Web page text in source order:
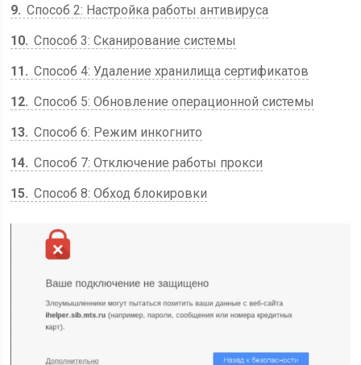
9 Способ 2: Настройка работы антивируса
10 Способ 3: Сканирование системы
11
Способ 4: Удаление хранилища сертификатов
12 Способ 5: Обновление операционной системы
13 Способ 6: Режим инкогнито
14 Способ 7: Отключение работы прокси
15 Способ 8: Обход блокировки